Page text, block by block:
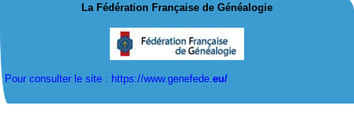
La Fédération Française de Généalogie
Pour consulter le site : https://www.genefede. eu/